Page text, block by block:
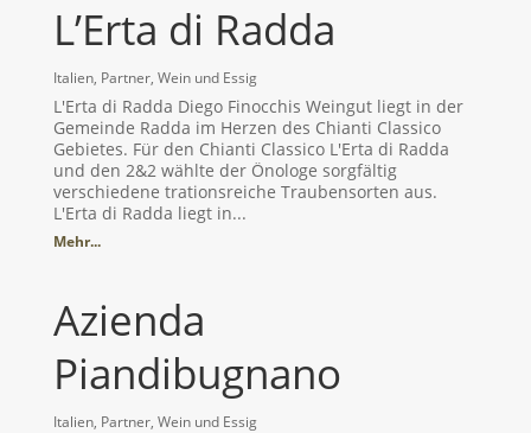
L’Erta di Radda
Italien, Partner, Wein und Essig
L'Erta di Radda Diego Finocchis Weingut liegt in der
Gemeinde Radda im Herzen des Chianti Classico
Gebietes. Für den Chianti Classico L'Erta di Radda
und den 2&2 wählte der Önologe sorgfältig
verschiedene trationsreiche Traubensorten aus.
L'Erta di Radda liegt in...
Mehr...
Azienda
Piandibugnano
Italien, Partner, Wein und Essig